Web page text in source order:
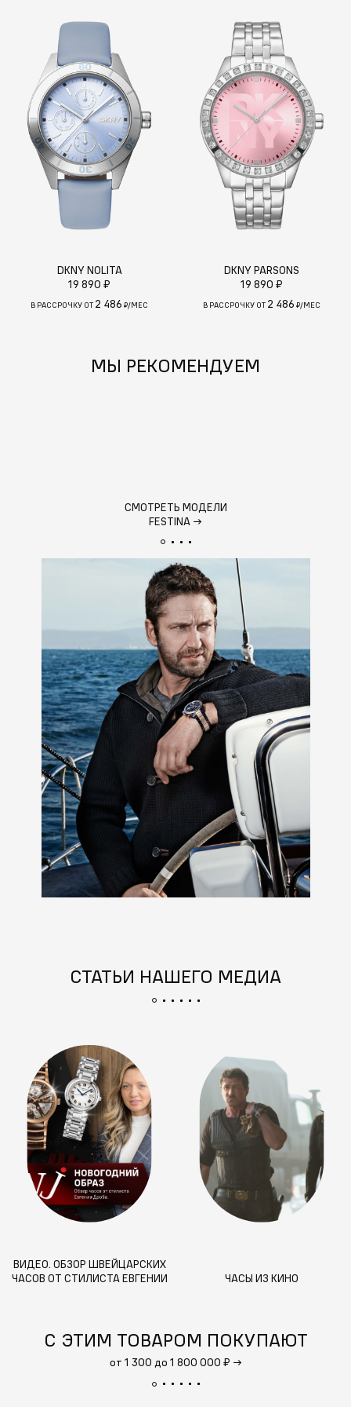
DKNY NOLITA
19 890 ₽
В РАССРОЧКУ ОТ 2 486 ₽/МЕС
DKNY PARSONS
19 890 ₽
В РАССРОЧКУ ОТ 2 486 ₽/МЕС
МЫ РЕКОМЕНДУЕМ
СМОТРЕТЬ МОДЕЛИ
FESTINA →
СТАТЬИ НАШЕГО МЕДИА
ВИДЕО. ОБЗОР ШВЕЙЦАРСКИХ
ЧАСОВ ОТ СТИЛИСТА ЕВГЕНИИ
ЧАСЫ ИЗ КИНО
С ЭТИМ ТОВАРОМ ПОКУПАЮТ
от 1 300 до 1 800 000 ₽ →